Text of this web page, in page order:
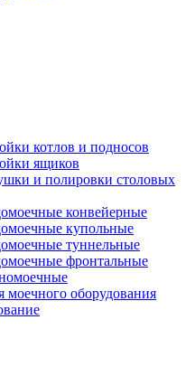
котлов и подносов
ящиков
и полировки столовых
конвейерные
купольные
туннельные
фронтальные
моечного оборудования